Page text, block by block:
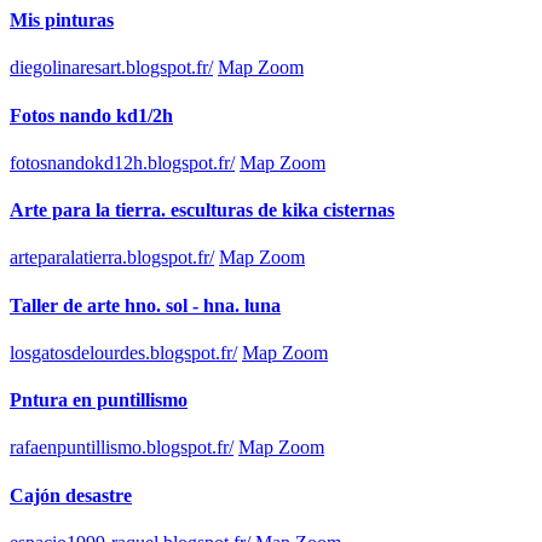
Mis pinturas
diegolinaresart.blogspot.fr/ Map Zoom
Fotos nando kd1/2h
fotosnandokd12h.blogspot.fr/ Map Zoom
Arte para la tierra. esculturas de kika cisternas
arteparalatierra.blogspot.fr/ Map Zoom
Taller de arte hno. sol - hna. luna
losgatosdelourdes.blogspot.fr/ Map Zoom
Pntura en puntillismo
rafaenpuntillismo.blogspot.fr/ Map Zoom
Cajón desastre